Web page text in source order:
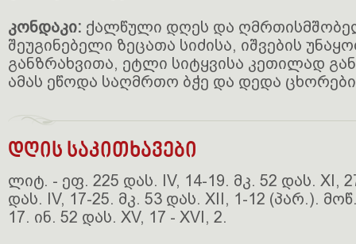
კონდაკი: ქალწული დღეს და
შეუგინებელი ზეცათა სიძისა, იშვების
განზრახვითა, ეტლი სიტყვისა კეთილად
ამას ეწოდა საღმრთო ბჭე და დედა
დღის საკითხავები
ლიტ. - ეფ. 225 დას. IV, 14-19. მკ. 52 დას. XI,
დას. IV, 17-25. მკ. 53 დას. XII, 1-12 (პარ.).
17. ინ. 52 დას. XV, 17 - XVI, 2.